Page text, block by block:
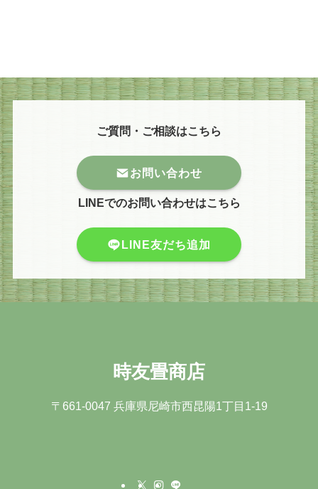
ご質問・ご相談はこちら
お問い合わせ
LINEでのお問い合わせはこちら
LINE友だち追加
時友畳商店
〒661-0047 兵庫県尼崎市⻄昆陽1丁⽬1-19